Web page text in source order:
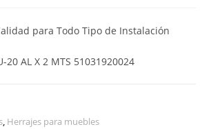
para Todo Tipo de Instalación
20 AL X 2 MTS 51031920024
, Herrajes para muebles